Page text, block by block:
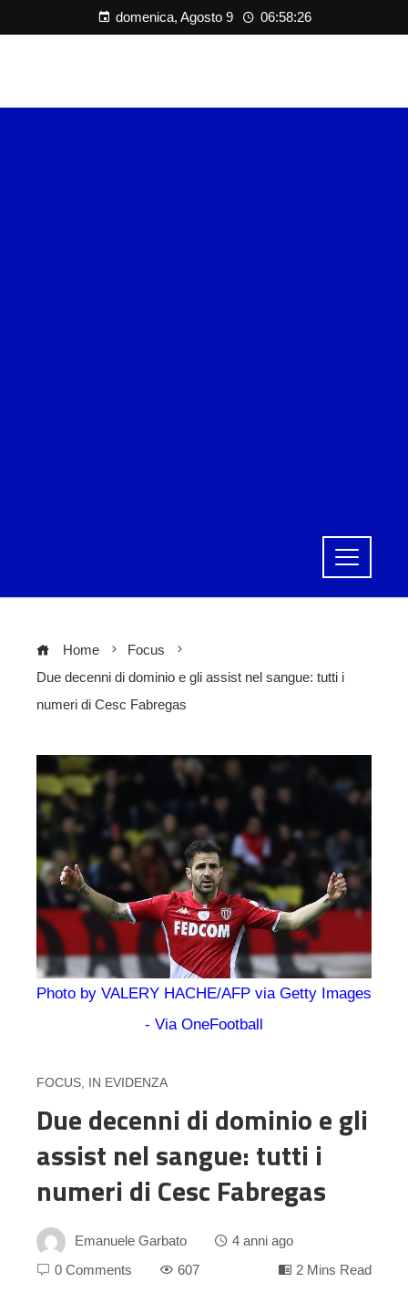
domenica, Agosto 9 06:58:26
Home
Focus
Due decenni di dominio e gli assist nel sangue: tutti i
numeri di Cesc Fabregas
Photo by VALERY HACHE/AFP via Getty Images
- Via OneFootball
FOCUS IN EVIDENZA
Due decenni di dominio e gli
assist nel sangue: tutti i
numeri di Cesc Fabregas
Emanuele Garbato
4 anni ago
0 Comments
607 2 Mins Read